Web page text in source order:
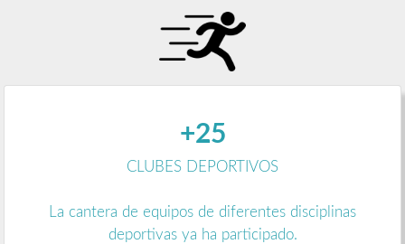
+25
CLUBES DEPORTIVOS
La cantera de equipos de diferentes disciplinas
deportivas ya ha participado.